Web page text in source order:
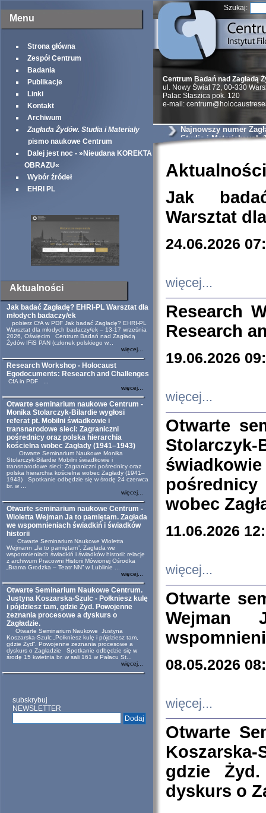
Menu
Strona główna
Zespół Centrum
Badania
Publikacje
Linki
Kontakt
Archiwum
Zagłada Żydów. Studia i Materiały
pismo naukowe Centrum
Dalej jest noc - »Nieudana KOREKTA
OBRAZU«
Wybór źródeł
EHRI PL
Aktualności
Jak badać Zagładę? EHRI-PL Warsztat dla
młodych badaczy/ek
pobierz CfA w PDF Jak badać Zagładę? EHRI-PL
Warsztat dla młodych badaczy/ek – 13-17 września
2026, Oświęcim Centrum Badań nad Zagładą
Żydów IFiS PAN (członek polskiego w...
więcej...
Research Workshop - Holocaust
Egodocuments: Research and Challenges
CfA in PDF ...
więcej...
Otwarte seminarium naukowe Centrum -
Monika Stolarczyk-Bilardie wygłosi
referat pt. Mobilni świadkowie i
transnarodowe sieci: Zagraniczni
pośrednicy oraz polska hierarchia
kościelna wobec Zagłady (1941–1943)
Otwarte Seminarium Naukowe Monika
Stolarczyk-Bilardie Mobilni świadkowie i
transnarodowe sieci: Zagraniczni pośrednicy oraz
polska hierarchia kościelna wobec Zagłady (1941–
1943) Spotkanie odbędzie się w środę 24 czerwca
br. w ...
więcej...
Otwarte seminarium naukowe Centrum -
Wioletta Wejman Ja to pamiętam. Zagłada
we wspomnieniach świadkiń i świadków
historii
Otwarte Seminarium Naukowe Wioletta
Wejmann „Ja to pamiętam”. Zagłada we
wspomnieniach świadkiń i świadków historii: relacje
z archiwum Pracowni Historii Mówionej Ośrodka
„Brama Grodzka – Teatr NN” w Lublinie ...
więcej...
Otwarte Seminarium Naukowe Centrum.
Justyna Koszarska-Szulc - Połkniesz kulę
i pójdziesz tam, gdzie Żyd. Powojenne
zeznania procesowe a dyskurs o
Zagładzie.
Otwarte Seminarium Naukowe Justyna
Koszarska-Szulc „Połkniesz kulę i pójdziesz tam,
gdzie Żyd”. Powojenne zeznania procesowe a
dyskurs o Zagładzie Spotkanie odbędzie się w
środę 15 kwietnia br. w sali 161 w Pałacu St...
więcej...
subskrybuj
NEWSLETTER
Szukaj:
Centrum Badań nad Zagładą
ul. Nowy Świat 72, 00-330
Palac Staszica pok. 120
e-mail:
Najnowszy numer
Studia i Materiały vol.
Aktualności
Jak
Warsztat
24.06.2026
więcej...
Research
Research
19.06.2026
więcej...
Otwarte
wobec
11.06.2026
więcej...
Otwarte
Wejman
08.05.2026
więcej...
Otwarte
Koszarska-
gdzie
dyskurs o